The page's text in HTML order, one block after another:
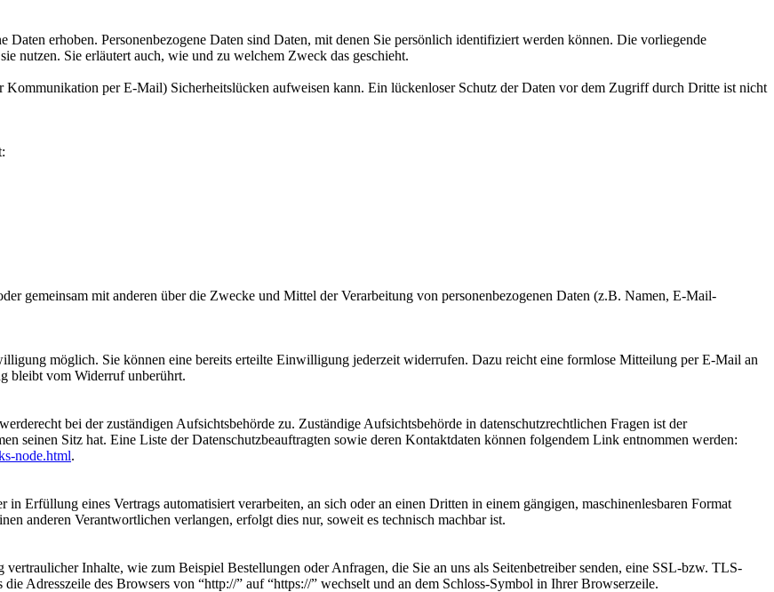
Daten erhoben. Personenbezogene Daten sind Daten, mit denen Sie persönlich identifiziert werden können. Die vorliegende
nutzen. Sie erläutert auch, wie und zu welchem Zweck das geschieht.
per E-Mail) Sicherheitslücken aufweisen kann. Ein lückenloser Schutz der Daten vor dem Zugriff durch Dritte ist nicht
gemeinsam mit anderen über die Zwecke und Mittel der Verarbeitung von personenbezogenen Daten (z.B. Namen, E-Mail-
möglich. Sie können eine bereits erteilte Einwilligung jederzeit widerrufen. Dazu reicht eine formlose Mitteilung per E-Mail an
bleibt vom Widerruf unberührt.
bei der zuständigen Aufsichtsbehörde zu. Zuständige Aufsichtsbehörde in datenschutzrechtlichen Fragen ist der
seinen Sitz hat. Eine Liste der Datenschutzbeauftragten sowie deren Kontaktdaten können folgendem Link entnommen werden:
node.html.
Erfüllung eines Vertrags automatisiert verarbeiten, an sich oder an einen Dritten in einem gängigen, maschinenlesbaren Format
anderen Verantwortlichen verlangen, erfolgt dies nur, soweit es technisch machbar ist.
Inhalte, wie zum Beispiel Bestellungen oder Anfragen, die Sie an uns als Seitenbetreiber senden, eine SSL-bzw. TLS-
Adresszeile des Browsers von “http://” auf “https://” wechselt und an dem Schloss-Symbol in Ihrer Browserzeile.